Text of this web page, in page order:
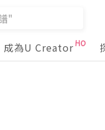
成為U Creator